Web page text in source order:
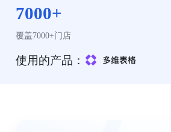
7000+
覆盖7000+门店
使用的产品：